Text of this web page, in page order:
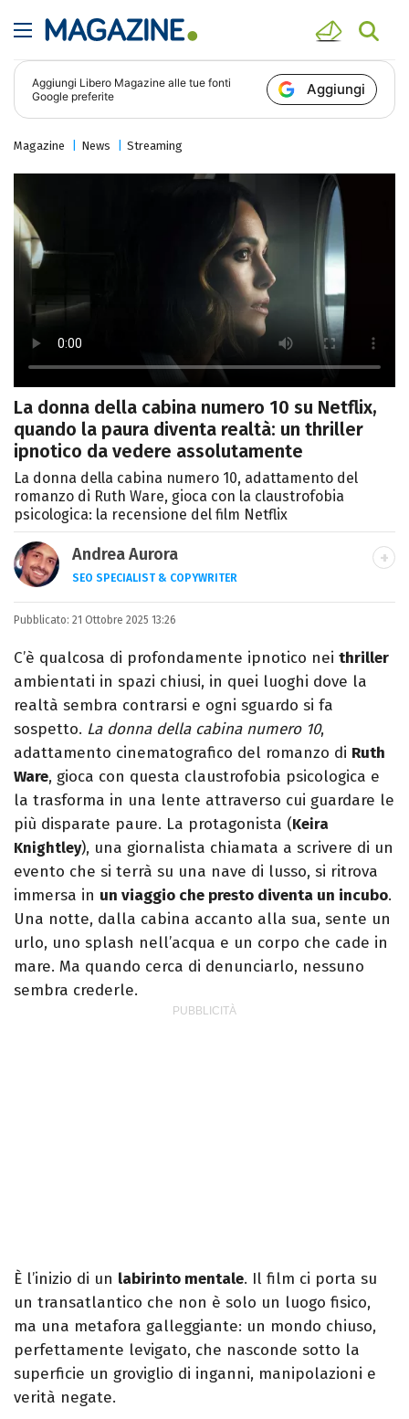
Aggiungi Libero Magazine alle tue fonti
Google preferite
Aggiungi
Magazine News Streaming
La donna della cabina numero 10 su Netflix,
quando la paura diventa realtà: un thriller
ipnotico da vedere assolutamente
La donna della cabina numero 10, adattamento del
romanzo di Ruth Ware, gioca con la claustrofobia
psicologica: la recensione del film Netflix
Andrea Aurora
SEO SPECIALIST & COPYWRITER
LINKEDIN
INSTAGRAM
SEO Specialist appassionato di cinema,
tecnologia, collezionismo e cultura Pop.
Amo unire analisi e creatività per
raccontare storie digitali uniche.
Pubblicato: 21 Ottobre 2025 13:26
C’è qualcosa di profondamente ipnotico nei thriller
ambientati in spazi chiusi, in quei luoghi dove la
realtà sembra contrarsi e ogni sguardo si fa
sospetto. La donna della cabina numero 10,
adattamento cinematografico del romanzo di Ruth
Ware, gioca con questa claustrofobia psicologica e
la trasforma in una lente attraverso cui guardare le
più disparate paure. La protagonista (Keira
Knightley), una giornalista chiamata a scrivere di un
evento che si terrà su una nave di lusso, si ritrova
immersa in un viaggio che presto diventa un incubo.
Una notte, dalla cabina accanto alla sua, sente un
urlo, uno splash nell’acqua e un corpo che cade in
mare. Ma quando cerca di denunciarlo, nessuno
sembra crederle.
È l’inizio di un labirinto mentale. Il film ci porta su
un transatlantico che non è solo un luogo fisico,
ma una metafora galleggiante: un mondo chiuso,
perfettamente levigato, che nasconde sotto la
superficie un groviglio di inganni, manipolazioni e
verità negate.